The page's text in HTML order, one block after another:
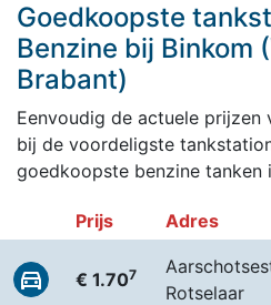
Goedkoopste
Benzine bij Binkom
Brabant)
Eenvoudig de actuele prijzen
bij de voordeligste
goedkoopste benzine tanken
Prijs Adres
€ 1.707
Rotselaar